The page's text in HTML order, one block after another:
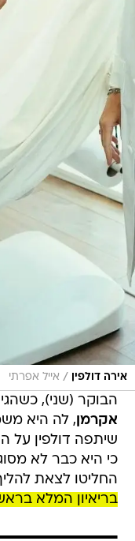
אירה דולפין / אייל אפרתי
הבוקר (שני),
אקרמן, לה היא
שיתפה דולפין על
כי היא כבר לא
החליטו לצאת
בריאיון המלא